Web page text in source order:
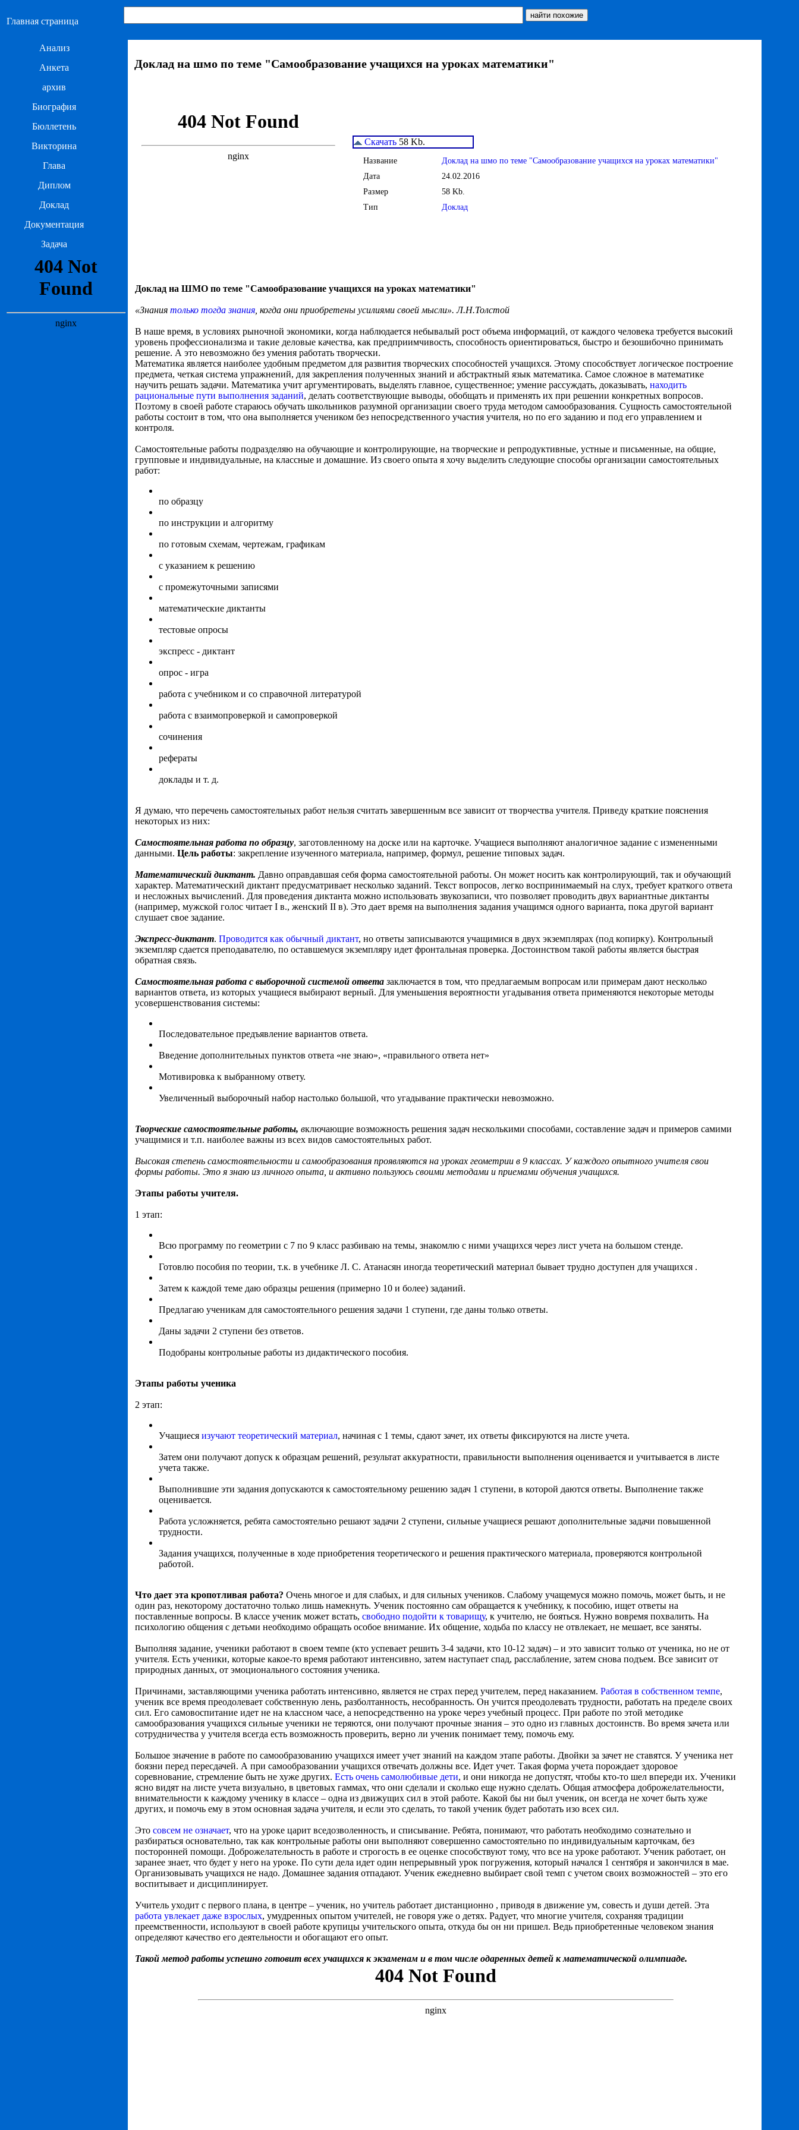
Главная страница
Анализ
Анкета
архив
Биография
Бюллетень
Викторина
Глава
Диплом
Доклад
Документация
Задача
Доклад на шмо по теме "Самообразование учащихся на уроках математики"
Скачать 58 Kb.
Название
Доклад на шмо по теме "Самообразование учащихся на уроках математики"
Дата
24.02.2016
Размер
58 Kb.
Тип
Доклад
Доклад на ШМО по теме "Самообразование учащихся на уроках математики"
«Знания только тогда знания , когда они приобретены усилиями своей мысли». Л.Н.Толстой
В наше время, в условиях рыночной экономики, когда наблюдается небывалый рост объема информаций, от каждого человека требуется высокий
уровень профессионализма и такие деловые качества, как предприимчивость, способность ориентироваться, быстро и безошибочно принимать
решение. А это невозможно без умения работать творчески.
Математика является наиболее удобным предметом для развития творческих способностей учащихся. Этому способствует логическое построение
предмета, четкая система упражнений, для закрепления полученных знаний и абстрактный язык математика. Самое сложное в математике
научить решать задачи. Математика учит аргументировать, выделять главное, существенное; умение рассуждать, доказывать, находить
рациональные пути выполнения заданий, делать соответствующие выводы, обобщать и применять их при решении конкретных вопросов.
Поэтому в своей работе стараюсь обучать школьников разумной организации своего труда методом самообразования. Сущность самостоятельной
работы состоит в том, что она выполняется учеником без непосредственного участия учителя, но по его заданию и под его управлением и
контроля.
Самостоятельные работы подразделяю на обучающие и контролирующие, на творческие и репродуктивные, устные и письменные, на общие,
групповые и индивидуальные, на классные и домашние. Из своего опыта я хочу выделить следующие способы организации самостоятельных
работ:
по образцу
по инструкции и алгоритму
по готовым схемам, чертежам, графикам
с указанием к решению
с промежуточными записями
математические диктанты
тестовые опросы
экспресс - диктант
опрос - игра
работа с учебником и со справочной литературой
работа с взаимопроверкой и самопроверкой
сочинения
рефераты
доклады и т. д.
Я думаю, что перечень самостоятельных работ нельзя считать завершенным все зависит от творчества учителя. Приведу краткие пояснения
некоторых из них:
Самостоятельная работа по образцу, заготовленному на доске или на карточке. Учащиеся выполняют аналогичное задание с измененными
данными. Цель работы: закрепление изученного материала, например, формул, решение типовых задач.
Математический диктант. Давно оправдавшая себя форма самостоятельной работы. Он может носить как контролирующий, так и обучающий
характер. Математический диктант предусматривает несколько заданий. Текст вопросов, легко воспринимаемый на слух, требует краткого ответа
и несложных вычислений. Для проведения диктанта можно использовать звукозаписи, что позволяет проводить двух вариантные диктанты
(например, мужской голос читает I в., женский II в). Это дает время на выполнения задания учащимся одного варианта, пока другой вариант
слушает свое задание.
Экспресс-диктант. Проводится как обычный диктант, но ответы записываются учащимися в двух экземплярах (под копирку). Контрольный
экземпляр сдается преподавателю, по оставшемуся экземпляру идет фронтальная проверка. Достоинством такой работы является быстрая
обратная связь.
Самостоятельная работа с выборочной системой ответазаключается в том, что предлагаемым вопросам или примерам дают несколько
вариантов ответа, из которых учащиеся выбирают верный. Для уменьшения вероятности угадывания ответа применяются некоторые методы
усовершенствования системы:
Последовательное предъявление вариантов ответа.
Введение дополнительных пунктов ответа «не знаю», «правильного ответа нет»
Мотивировка к выбранному ответу.
Увеличенный выборочный набор настолько большой, что угадывание практически невозможно.
Творческие самостоятельные работы, включающие возможность решения задач несколькими способами, составление задач и примеров самими
учащимися и т.п. наиболее важны из всех видов самостоятельных работ.
Высокая степень самостоятельности и самообразования проявляются на уроках геометрии в 9 классах. У каждого опытного учителя свои
формы работы. Это я знаю из личного опыта, и активно пользуюсь своими методами и приемами обучения учащихся.
Этапы работы учителя.
1 этап:
Всю программу по геометрии с 7 по 9 класс разбиваю на темы, знакомлю с ними учащихся через лист учета на большом стенде.
Готовлю пособия по теории, т.к. в учебнике Л. С. Атанасян иногда теоретический материал бывает трудно доступен для учащихся .
Затем к каждой теме даю образцы решения (примерно 10 и более) заданий.
Предлагаю ученикам для самостоятельного решения задачи 1 ступени, где даны только ответы.
Даны задачи 2 ступени без ответов.
Подобраны контрольные работы из дидактического пособия.
Этапы работы ученика
2 этап:
Учащиеся изучают теоретический материал, начиная с 1 темы, сдают зачет, их ответы фиксируются на листе учета.
Затем они получают допуск к образцам решений, результат аккуратности, правильности выполнения оценивается и учитывается в листе
учета также.
Выполнившие эти задания допускаются к самостоятельному решению задач 1 ступени, в которой даются ответы. Выполнение также
оценивается.
Работа усложняется, ребята самостоятельно решают задачи 2 ступени, сильные учащиеся решают дополнительные задачи повышенной
трудности.
Задания учащихся, полученные в ходе приобретения теоретического и решения практического материала, проверяются контрольной
работой.
Что дает эта кропотливая работа? Очень многое и для слабых, и для сильных учеников. Слабому учащемуся можно помочь, может быть, и не
один раз, некоторому достаточно только лишь намекнуть. Ученик постоянно сам обращается к учебнику, к пособию, ищет ответы на
поставленные вопросы. В классе ученик может встать, свободно подойти к товарищу, к учителю, не бояться. Нужно вовремя похвалить. На
психологию общения с детьми необходимо обращать особое внимание. Их общение, ходьба по классу не отвлекает, не мешает, все заняты.
Выполняя задание, ученики работают в своем темпе (кто успевает решить 3-4 задачи, кто 10-12 задач) – и это зависит только от ученика, но не от
учителя. Есть ученики, которые какое-то время работают интенсивно, затем наступает спад, расслабление, затем снова подъем. Все зависит от
природных данных, от эмоционального состояния ученика.
Причинами, заставляющими ученика работать интенсивно, является не страх перед учителем, перед наказанием. Работая в собственном темпе,
ученик все время преодолевает собственную лень, разболтанность, несобранность. Он учится преодолевать трудности, работать на пределе своих
сил. Его самовоспитание идет не на классном часе, а непосредственно на уроке через учебный процесс. При работе по этой методике
самообразования учащихся сильные ученики не теряются, они получают прочные знания – это одно из главных достоинств. Во время зачета или
сотрудничества у учителя всегда есть возможность проверить, верно ли ученик понимает тему, помочь ему.
Большое значение в работе по самообразованию учащихся имеет учет знаний на каждом этапе работы. Двойки за зачет не ставятся. У ученика нет
боязни перед пересдачей. А при самообразовании учащихся отвечать должны все. Идет учет. Такая форма учета порождает здоровое
соревнование, стремление быть не хуже других. Есть очень самолюбивые дети, и они никогда не допустят, чтобы кто-то шел впереди их. Ученики
ясно видят на листе учета визуально, в цветовых гаммах, что они сделали и сколько еще нужно сделать. Общая атмосфера доброжелательности,
внимательности к каждому ученику в классе – одна из движущих сил в этой работе. Какой бы ни был ученик, он всегда не хочет быть хуже
других, и помочь ему в этом основная задача учителя, и если это сделать, то такой ученик будет работать изо всех сил.
Это совсем не означает, что на уроке царит вседозволенность, и списывание. Ребята, понимают, что работать необходимо сознательно и
разбираться основательно, так как контрольные работы они выполняют совершенно самостоятельно по индивидуальным карточкам, без
посторонней помощи. Доброжелательность в работе и строгость в ее оценке способствуют тому, что все на уроке работают. Ученик работает, он
заранее знает, что будет у него на уроке. По сути дела идет один непрерывный урок погружения, который начался 1 сентября и закончился в мае.
Организовывать учащихся не надо. Домашнее задания отпадают. Ученик ежедневно выбирает свой темп с учетом своих возможностей – это его
воспитывает и дисциплинирует.
Учитель уходит с первого плана, в центре – ученик, но учитель работает дистанционно , приводя в движение ум, совесть и души детей. Эта
работа увлекает даже взрослых, умудренных опытом учителей, не говоря уже о детях. Радует, что многие учителя, сохраняя традиции
преемственности, используют в своей работе крупицы учительского опыта, откуда бы он ни пришел. Ведь приобретенные человеком знания
определяют качество его деятельности и обогащают его опыт.
Такой метод работы успешно готовит всех учащихся к экзаменам и в том числе одаренных детей к математической олимпиаде.